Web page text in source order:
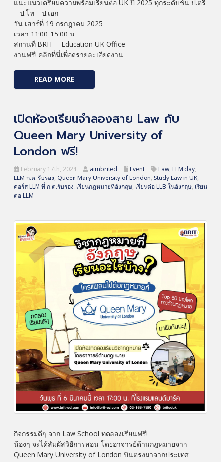
แนะแนวเตรียมความพร้อมเรียนต่อ UK ปี 2025 ทุกระดับชั้น ป.ตรี
– ป.โท – ป.เอก
วัน เสาร์ที่ 19 กรกฎาคม 2025
เวลา 11:00-15:00 น.
สถานที่ BRIT – Education UK Office
งานฟรี! คลิกที่นี่เพื่อดูรายละเอียดงาน
READ MORE
เปิดห้องเรียนจำลองสาย Law กับ
Queen Mary University of
London ฟรี!
February 17th, 2024 aimbrited Event Law, LLM day,
LLM ก.ต. รับรอง, Queen Mary University of London, Study Law in UK,
คอร์ส LLM ที่ ก.ต.รับรอง, เรียนกฎหมายที่อังกฤษ, เรียนต่อ LLB ในอังกฤษ, เรียน
ต่อ LLM
กิจกรรมดีๆ จาก Law School ทดลองเรียนฟรี!
น้องๆ จะได้สัมผัสวิธีการสอน โดยอาจารย์ด้านกฎหมายจาก
Queen Mary University of London บินตรงมาจากประเทศ